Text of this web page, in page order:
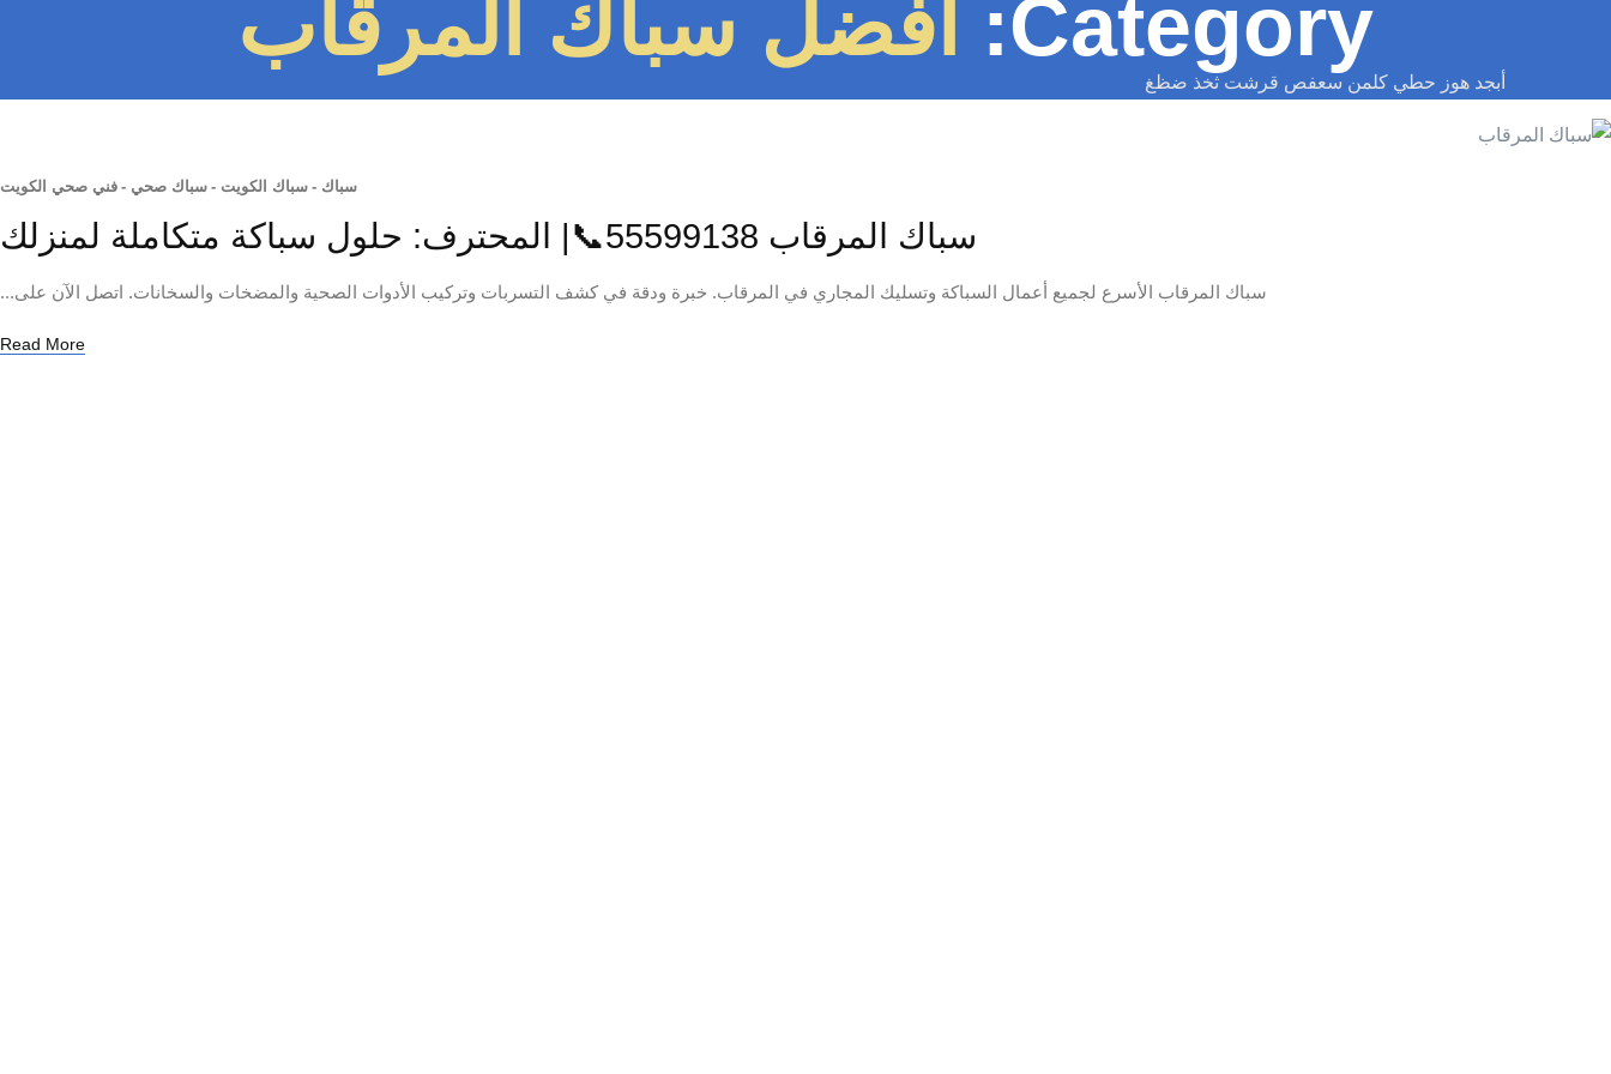
Category: افضل سباك المرقاب
أبجد هوز حطي كلمن سعفص قرشت ثخذ ضظغ
سباك - سباك الكويت - سباك صحي - فني صحي الكويت
سباك المرقاب 55599138📞| المحترف: حلول سباكة متكاملة لمنزلك
سباك المرقاب الأسرع لجميع أعمال السباكة وتسليك المجاري في المرقاب. خبرة ودقة في كشف التسربات وتركيب الأدوات الصحية والمضخات والسخانات. اتصل الآن على...
Read More